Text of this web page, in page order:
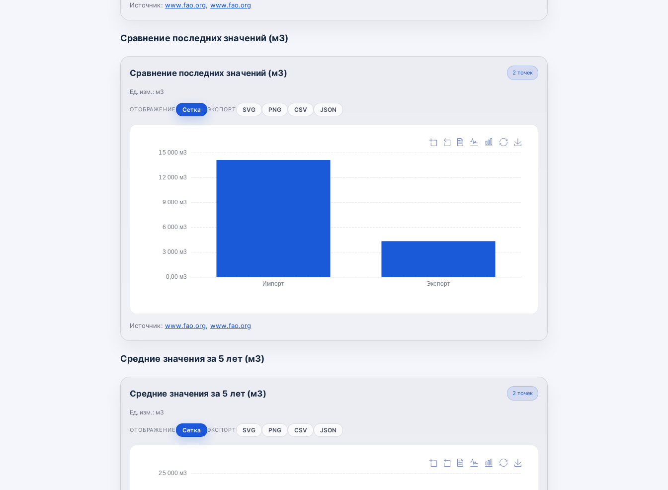
Источник: www.fao.org, www.fao.org
Сравнение последних значений (м3)
Сравнение последних значений (м3)
Ед. изм.: м3
2 точек
ОТОБРАЖЕНИЕ Сетка ЭКСПОРТ SVG PNG CSV JSON
0,00 м3
3 000 м3
6 000 м3
9 000 м3
12 000 м3
15 000 м3
Импорт Экспорт
Источник: www.fao.org, www.fao.org
Средние значения за 5 лет (м3)
Средние значения за 5 лет (м3)
Ед. изм.: м3
2 точек
ОТОБРАЖЕНИЕ Сетка ЭКСПОРТ SVG PNG CSV JSON
25 000 м3